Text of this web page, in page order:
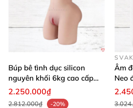
Búp bê tình dục silicon
nguyên khối 6kg cao cấp
giá rẻ mềm mại
2.250.000₫
2.812.000₫
-20%
Âm
Neo